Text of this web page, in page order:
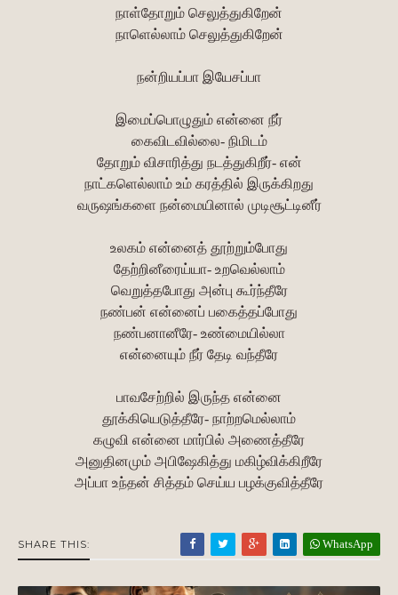
நாள்தோறும் செலுத்துகிறேன்
நாளெல்லாம் செலுத்துகிறேன்
நன்றியப்பா இயேசப்பா
இமைப்பொழுதும் என்னை நீர்
கைவிடவில்லை- நிமிடம்
தோறும் விசாரித்து நடத்துகிறீர்- என்
நாட்களெல்லாம் உம் கரத்தில் இருக்கிறது
வருஷங்களை நன்மையினால் முடிசூட்டினீர்
உலகம் என்னைத் தூற்றும்போது
தேற்றினீரைய்யா- உறவெல்லாம்
வெறுத்தபோது அன்பு கூர்ந்தீரே
நண்பன் என்னைப் பகைத்தப்போது
நண்பனானீரே- உண்மையில்லா
என்னையும் நீர் தேடி வந்தீரே
பாவசேற்றில் இருந்த என்னை
தூக்கியெடுத்தீரே- நாற்றமெல்லாம்
கழுவி என்னை மார்பில் அணைத்தீரே
அனுதினமும் அபிஷேகித்து மகிழ்விக்கிறீரே
அப்பா உந்தன் சித்தம் செய்ய பழக்குவித்தீரே
SHARE THIS: WhatsApp